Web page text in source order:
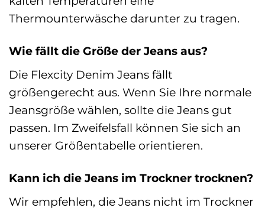
Thermounterwäsche darunter zu tragen.
Wie fällt die Größe der Jeans aus?
Die Flexcity Denim Jeans fällt
größengerecht aus. Wenn Sie Ihre normale
Jeansgröße wählen, sollte die Jeans gut
passen. Im Zweifelsfall können Sie sich an
unserer Größentabelle orientieren.
Kann ich die Jeans im Trockner trocknen?
Wir empfehlen, die Jeans nicht im Trockner